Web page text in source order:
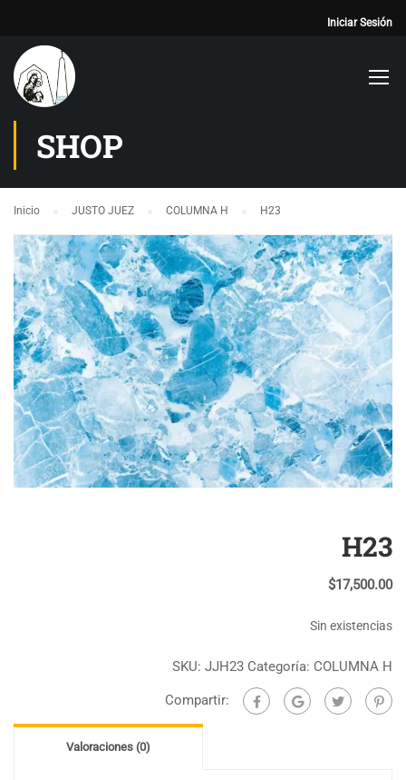
Iniciar Sesión
SHOP
Inicio JUSTO JUEZ COLUMNA H H23
H23
$17,500.00
Sin existencias
SKU: JJH23 Categoría: COLUMNA H
Compartir:
Valoraciones (0)